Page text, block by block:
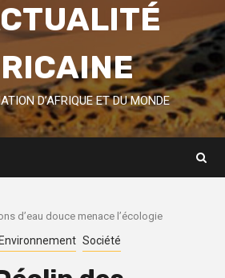
D’AFRIQUE ET DU MONDE
d’eau douce menace l’écologie
Environnement Société